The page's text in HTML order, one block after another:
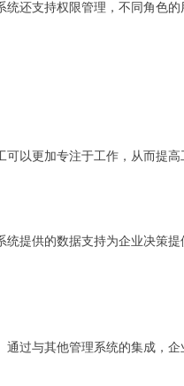
还支持权限管理，不同角色的
以更加专注于工作，从而提高
提供的数据支持为企业决策
过与其他管理系统的集成，